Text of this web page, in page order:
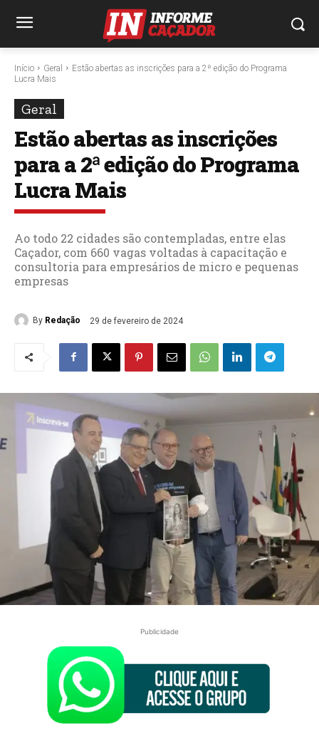
Início Geral
Estão abertas as inscrições para a 2ª edição do Programa
Lucra Mais
Geral
Estão abertas as inscrições
para a 2ª edição do Programa
Lucra Mais
Ao todo 22 cidades são contempladas, entre elas
Caçador, com 660 vagas voltadas à capacitação e
consultoria para empresários de micro e pequenas
empresas
By Redação 29 de fevereiro de 2024
Publicidade